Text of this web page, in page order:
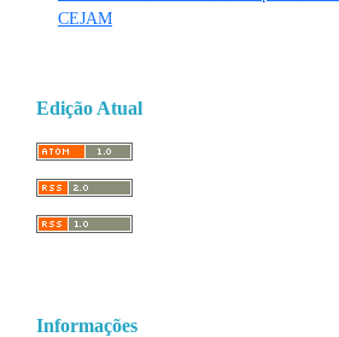
CEJAM
Edição Atual
Informações